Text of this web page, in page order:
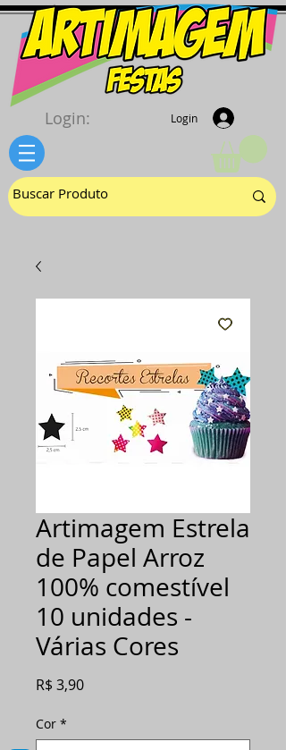
Login
Login:
Artimagem Estrela
de Papel Arroz
100% comestível
10 unidades -
Várias Cores
R$ 3,90Preço
Cor *